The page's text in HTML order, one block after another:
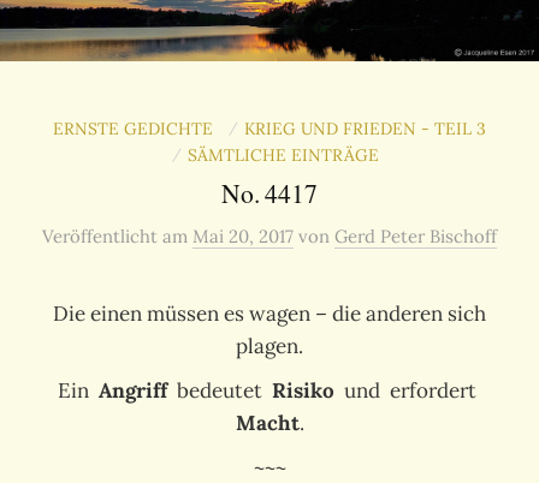
ERNSTE GEDICHTE / KRIEG UND FRIEDEN - TEIL 3
/ SÄMTLICHE EINTRÄGE
No. 4417
Veröffentlicht am Mai 20, 2017 von Gerd Peter Bischoff
Die einen müssen es wagen – die anderen sich
plagen.
Ein Angriff bedeutet Risiko und erfordert
Macht.
~~~